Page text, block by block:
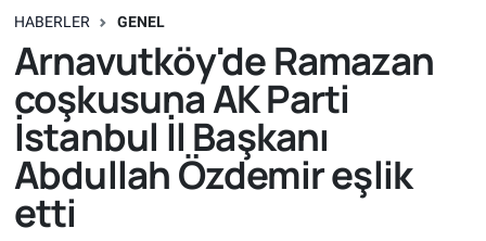
HABERLER GENEL
Arnavutköy'de Ramazan
coşkusuna AK Parti
İstanbul İl Başkanı
Abdullah Özdemir eşlik
etti
Süper Lig Puan Durumu ve Fikstür
Tüm Manşetler
Son Dakika Haberleri
Haber Arşivi